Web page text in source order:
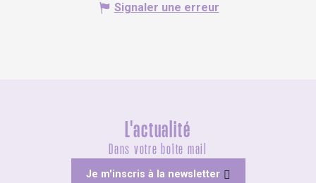
Signaler une erreur
L'actualité
Dans votre boîte mail
Je m'inscris à la newsletter